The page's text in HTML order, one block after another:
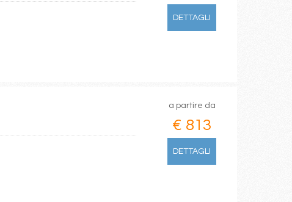
DETTAGLI
a partire da
€ 813
DETTAGLI